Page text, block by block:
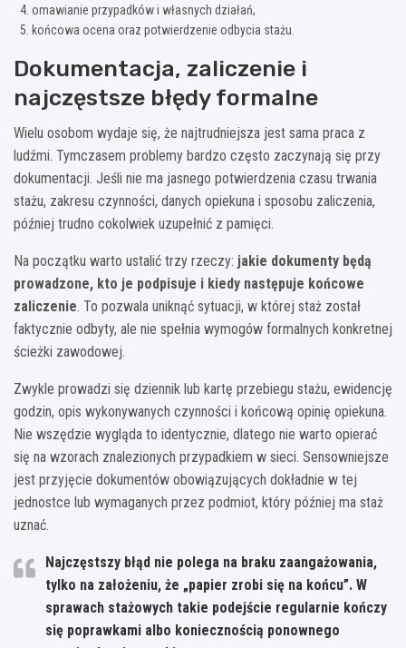
omawianie przypadków i własnych działań,
końcowa ocena oraz potwierdzenie odbycia stażu.
Dokumentacja, zaliczenie i
najczęstsze błędy formalne
Wielu osobom wydaje się, że najtrudniejsza jest sama praca z
ludźmi. Tymczasem problemy bardzo często zaczynają się przy
dokumentacji. Jeśli nie ma jasnego potwierdzenia czasu trwania
stażu, zakresu czynności, danych opiekuna i sposobu zaliczenia,
później trudno cokolwiek uzupełnić z pamięci.
Na początku warto ustalić trzy rzeczy: jakie dokumenty będą
prowadzone, kto je podpisuje i kiedy następuje końcowe
zaliczenie. To pozwala uniknąć sytuacji, w której staż został
faktycznie odbyty, ale nie spełnia wymogów formalnych konkretnej
ścieżki zawodowej.
Zwykle prowadzi się dziennik lub kartę przebiegu stażu, ewidencję
godzin, opis wykonywanych czynności i końcową opinię opiekuna.
Nie wszędzie wygląda to identycznie, dlatego nie warto opierać
się na wzorach znalezionych przypadkiem w sieci. Sensowniejsze
jest przyjęcie dokumentów obowiązujących dokładnie w tej
jednostce lub wymaganych przez podmiot, który później ma staż
uznać.
Najczęstszy błąd nie polega na braku zaangażowania,
tylko na założeniu, że „papier zrobi się na końcu”. W
sprawach stażowych takie podejście regularnie kończy
się poprawkami albo koniecznością ponownego